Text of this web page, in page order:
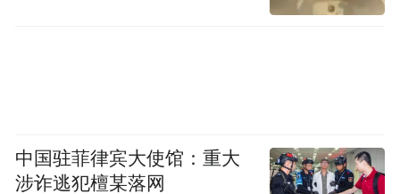
中国驻菲律宾大使馆：重大
涉诈逃犯檀某落网